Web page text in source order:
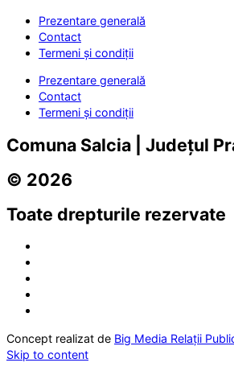
Prezentare generală
Contact
Termeni și condiții
Prezentare generală
Contact
Termeni și condiții
Comuna Salcia | Județul
© 2026
Toate drepturile rezervate
Concept realizat de Big Media Relații
Skip to content